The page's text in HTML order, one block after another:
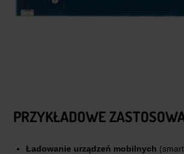
PRZYKŁADOWE
Ładowanie urządzeń mobilnych